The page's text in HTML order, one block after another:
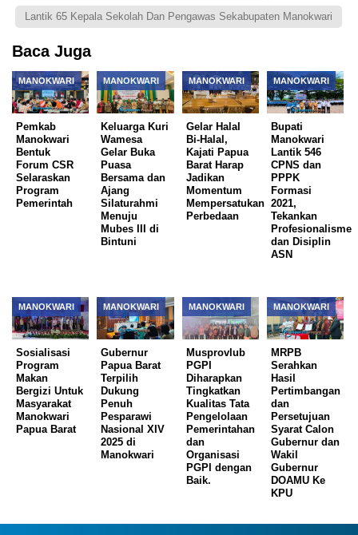
Lantik 65 Kepala Sekolah Dan Pengawas Sekabupaten Manokwari
Baca Juga
MANOKWARI
Pemkab
Manokwari
Bentuk
Forum CSR
Selaraskan
Program
Pemerintah
MANOKWARI
Keluarga Kuri
Wamesa
Gelar Buka
Puasa
Bersama dan
Ajang
Silaturahmi
Menuju
Mubes III di
Bintuni
MANOKWARI
Gelar Halal
Bi-Halal,
Kajati Papua
Barat Harap
Jadikan
Momentum
Mempersatukan
Perbedaan
MANOKWARI
Bupati
Manokwari
Lantik 546
CPNS dan
PPPK
Formasi
2021,
Tekankan
Profesionalisme
dan Disiplin
ASN
MANOKWARI
Sosialisasi
Program
Makan
Bergizi Untuk
Masyarakat
Manokwari
Papua Barat
MANOKWARI
Gubernur
Papua Barat
Terpilih
Dukung
Penuh
Pesparawi
Nasional XIV
2025 di
Manokwari
MANOKWARI
Musprovlub
PGPI
Diharapkan
Tingkatkan
Kualitas Tata
Pengelolaan
Pemerintahan
dan
Organisasi
PGPI dengan
Baik.
MANOKWARI
MRPB
Serahkan
Hasil
Pertimbangan
dan
Persetujuan
Syarat Calon
Gubernur dan
Wakil
Gubernur
DOAMU Ke
KPU